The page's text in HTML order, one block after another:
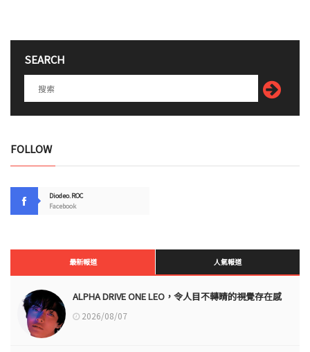
SEARCH
FOLLOW
Diodeo.ROC
Facebook
最新報道 人氣報道
ALPHA DRIVE ONE LEO，令人目不轉睛的視覺存在感
2026/08/07